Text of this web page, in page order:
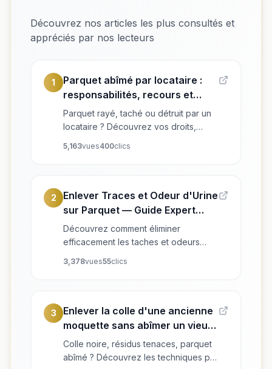
Découvrez nos articles les plus consultés et
appréciés par nos lecteurs
1
Parquet abîmé par locataire :
responsabilités, recours et
solutions de rénovation
Parquet rayé, taché ou détruit par un
locataire ? Découvrez vos droits,
conseils d'experts pour propriétaire
5,163vues400clics
2
Enlever Traces et Odeur d'Urine
sur Parquet — Guide Expert
2026
Découvrez comment éliminer
efficacement les taches et odeurs
bois ancien. Conseils de pros, astuces
rénovation de parquet dans le Grand
Est.
3,378vues55clics
3
Enlever la colle d'une ancienne
moquette sans abîmer un vieux
parquet : guide complet
Colle noire, résidus tenaces, parquet
abîmé ? Découvrez les techniques pro